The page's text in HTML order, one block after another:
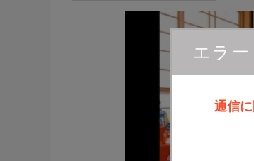
エラー
通信